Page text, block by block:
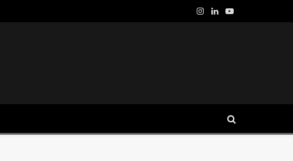
Instagram
LinkedInYouTube